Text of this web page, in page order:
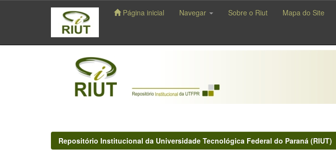
navigation
Página inicial Navegar Sobre o Riut Mapa do Site
Repositório Institucional da Universidade Tecnológica Federal do Paraná (RIUT)